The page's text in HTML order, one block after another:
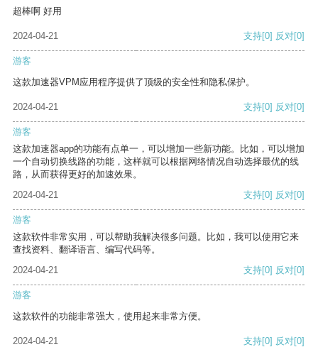
超棒啊 好用
2024-04-21 支持[0] 反对[0]
游客
这款加速器VPM应用程序提供了顶级的安全性和隐私保护。
2024-04-21 支持[0] 反对[0]
游客
这款加速器app的功能有点单一，可以增加一些新功能。比如，可以增加
一个自动切换线路的功能，这样就可以根据网络情况自动选择最优的线
路，从而获得更好的加速效果。
2024-04-21
支持[0] 反对[0]
游客
这款软件非常实用，可以帮助我解决很多问题。比如，我可以使用它来
查找资料、翻译语言、编写代码等。
2024-04-21
支持[0] 反对[0]
游客
这款软件的功能非常强大，使用起来非常方便。
2024-04-21 支持[0] 反对[0]